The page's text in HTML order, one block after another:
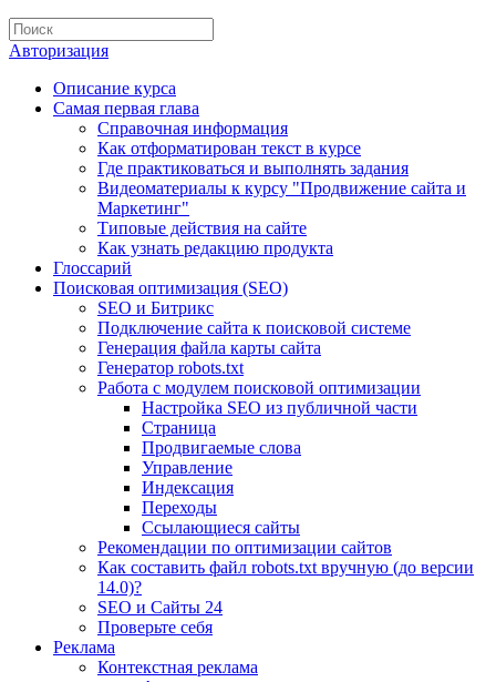
Авторизация
Описание курса
Самая первая глава
Справочная информация
Как отформатирован текст в курсе
Где практиковаться и выполнять задания
Видеоматериалы к курсу "Продвижение сайта и
Маркетинг"
Типовые действия на сайте
Как узнать редакцию продукта
Глоссарий
Поисковая оптимизация (SEO)
SEO и Битрикс
Подключение сайта к поисковой системе
Генерация файла карты сайта
Генератор robots.txt
Работа с модулем поисковой оптимизации
Настройка SEO из публичной части
Страница
Продвигаемые слова
Управление
Индексация
Переходы
Ссылающиеся сайты
Рекомендации по оптимизации сайтов
Как составить файл robots.txt вручную (до версии
14.0)?
SEO и Сайты 24
Проверьте себя
Реклама
Контекстная реклама